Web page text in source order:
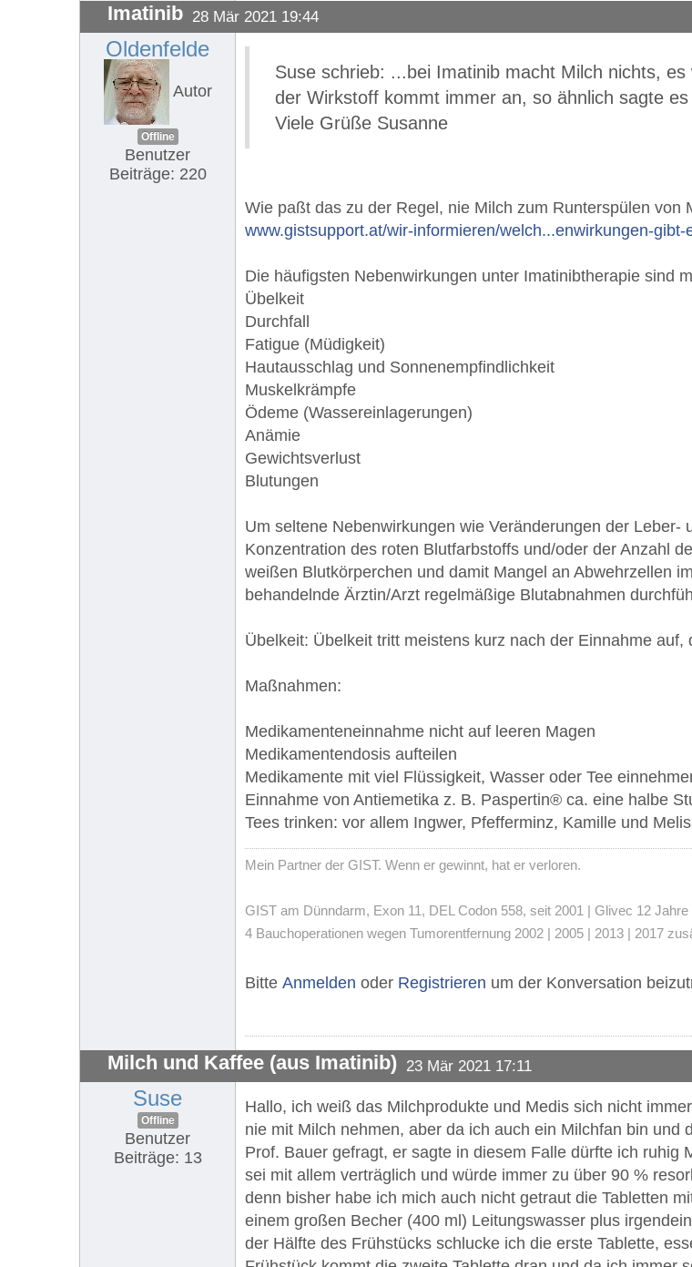
Imatinib 28 Mär 2021 19:44
Oldenfelde
Autor
Offline
Benutzer
Beiträge: 220
Suse schrieb: ...bei Imatinib macht Milch nichts,
der Wirkstoff kommt immer an, so ähnlich sagte
Viele Grüße Susanne
Wie paßt das zu der Regel, nie Milch zum Runterspülen von
www.gistsupport.at/wir-informieren/welch...enwirkungen-gibt-
Die häufigsten Nebenwirkungen unter Imatinibtherapie sind
Übelkeit
Durchfall
Fatigue (Müdigkeit)
Hautausschlag und Sonnenempfindlichkeit
Muskelkrämpfe
Ödeme (Wassereinlagerungen)
Anämie
Gewichtsverlust
Blutungen
Um seltene Nebenwirkungen wie Veränderungen der
Konzentration des roten Blutfarbstoffs und/oder der Anzahl
weißen Blutkörperchen und damit Mangel an Abwehrzellen
behandelnde Ärztin/Arzt regelmäßige Blutabnahmen
Übelkeit: Übelkeit tritt meistens kurz nach der Einnahme
Maßnahmen:
Medikamenteneinnahme nicht auf leeren Magen
Medikamentendosis aufteilen
Medikamente mit viel Flüssigkeit, Wasser oder Tee
Einnahme von Antiemetika z. B. Paspertin® ca. eine halbe
Tees trinken: vor allem Ingwer, Pfefferminz, Kamille und
Mein Partner der GIST. Wenn er gewinnt, hat er verloren.
GIST am Dünndarm, Exon 11, DEL Codon 558, seit 2001 | Glivec 12
4 Bauchoperationen wegen Tumorentfernung 2002 | 2005 | 2013 | 2017
Bitte Anmelden oder Registrieren um der Konversation
Milch und Kaffee (aus Imatinib) 23 Mär 2021 17:11
Suse
Offline
Benutzer
Beiträge: 13
Hallo, ich weiß das Milchprodukte und Medis sich nicht
nie mit Milch nehmen, aber da ich auch ein Milchfan bin
Prof. Bauer gefragt, er sagte in diesem Falle dürfte ich
sei mit allem verträglich und würde immer zu über 90 %
denn bisher habe ich mich auch nicht getraut die Tabletten
einem großen Becher (400 ml) Leitungswasser plus
der Hälfte des Frühstücks schlucke ich die erste Tablette,